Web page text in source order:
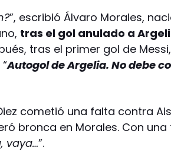
”, escribió Álvaro Morales,
tras el gol anulado a
tras el primer gol de
Autogol de Argelia. No debe
cometió una falta contra
bronca en Morales. Con
vaya…”.